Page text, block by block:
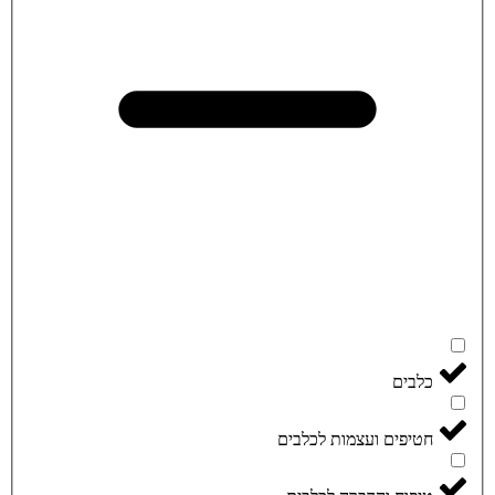
כלבים
חטיפים ועצמות לכלבים